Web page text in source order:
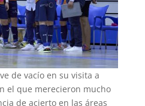
de vacío en su visita a
el que merecieron mucho
de acierto en las áreas